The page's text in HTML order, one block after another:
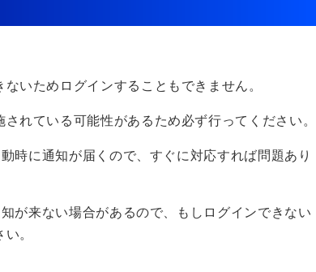
いためログインすることもできません。
れている可能性があるため必ず行ってください。
時に通知が届くので、すぐに対応すれば問題あり
が来ない場合があるので、もしログインできない
。